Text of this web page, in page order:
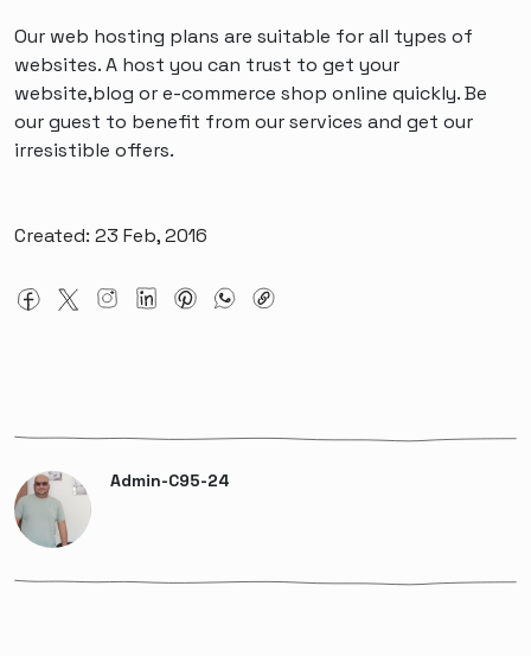
Our web hosting plans are suitable for all types of
websites. A host you can trust to get your
website,blog or e-commerce shop online quickly. Be
our guest to benefit from our services and get our
irresistible offers.
Created: 23 Feb, 2016
Admin-C95-24